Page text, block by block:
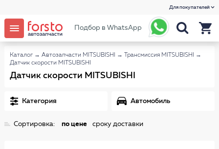
Для покупателей
Подбор в WhatsApp
Каталог → Автозапчасти MITSUBISHI → Трансмиссия MITSUBISHI
→
Датчик скорости MITSUBISHI
Датчик скорости MITSUBISHI
Категория Автомобиль
Сортировка: по цене сроку доставки